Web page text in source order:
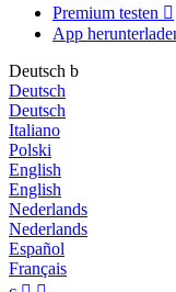
Premium testen 
App
Deutsch b
Deutsch
Deutsch
Italiano
Polski
English
English
Nederlands
Nederlands
Español
Français